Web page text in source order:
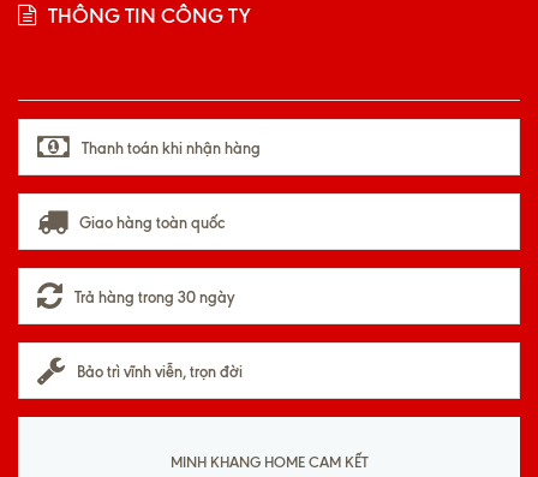
THÔNG TIN CÔNG TY
Thanh toán khi nhận hàng
Giao hàng toàn quốc
Trả hàng trong 30 ngày
Bảo trì vĩnh viễn, trọn đời
MINH KHANG HOME CAM KẾT